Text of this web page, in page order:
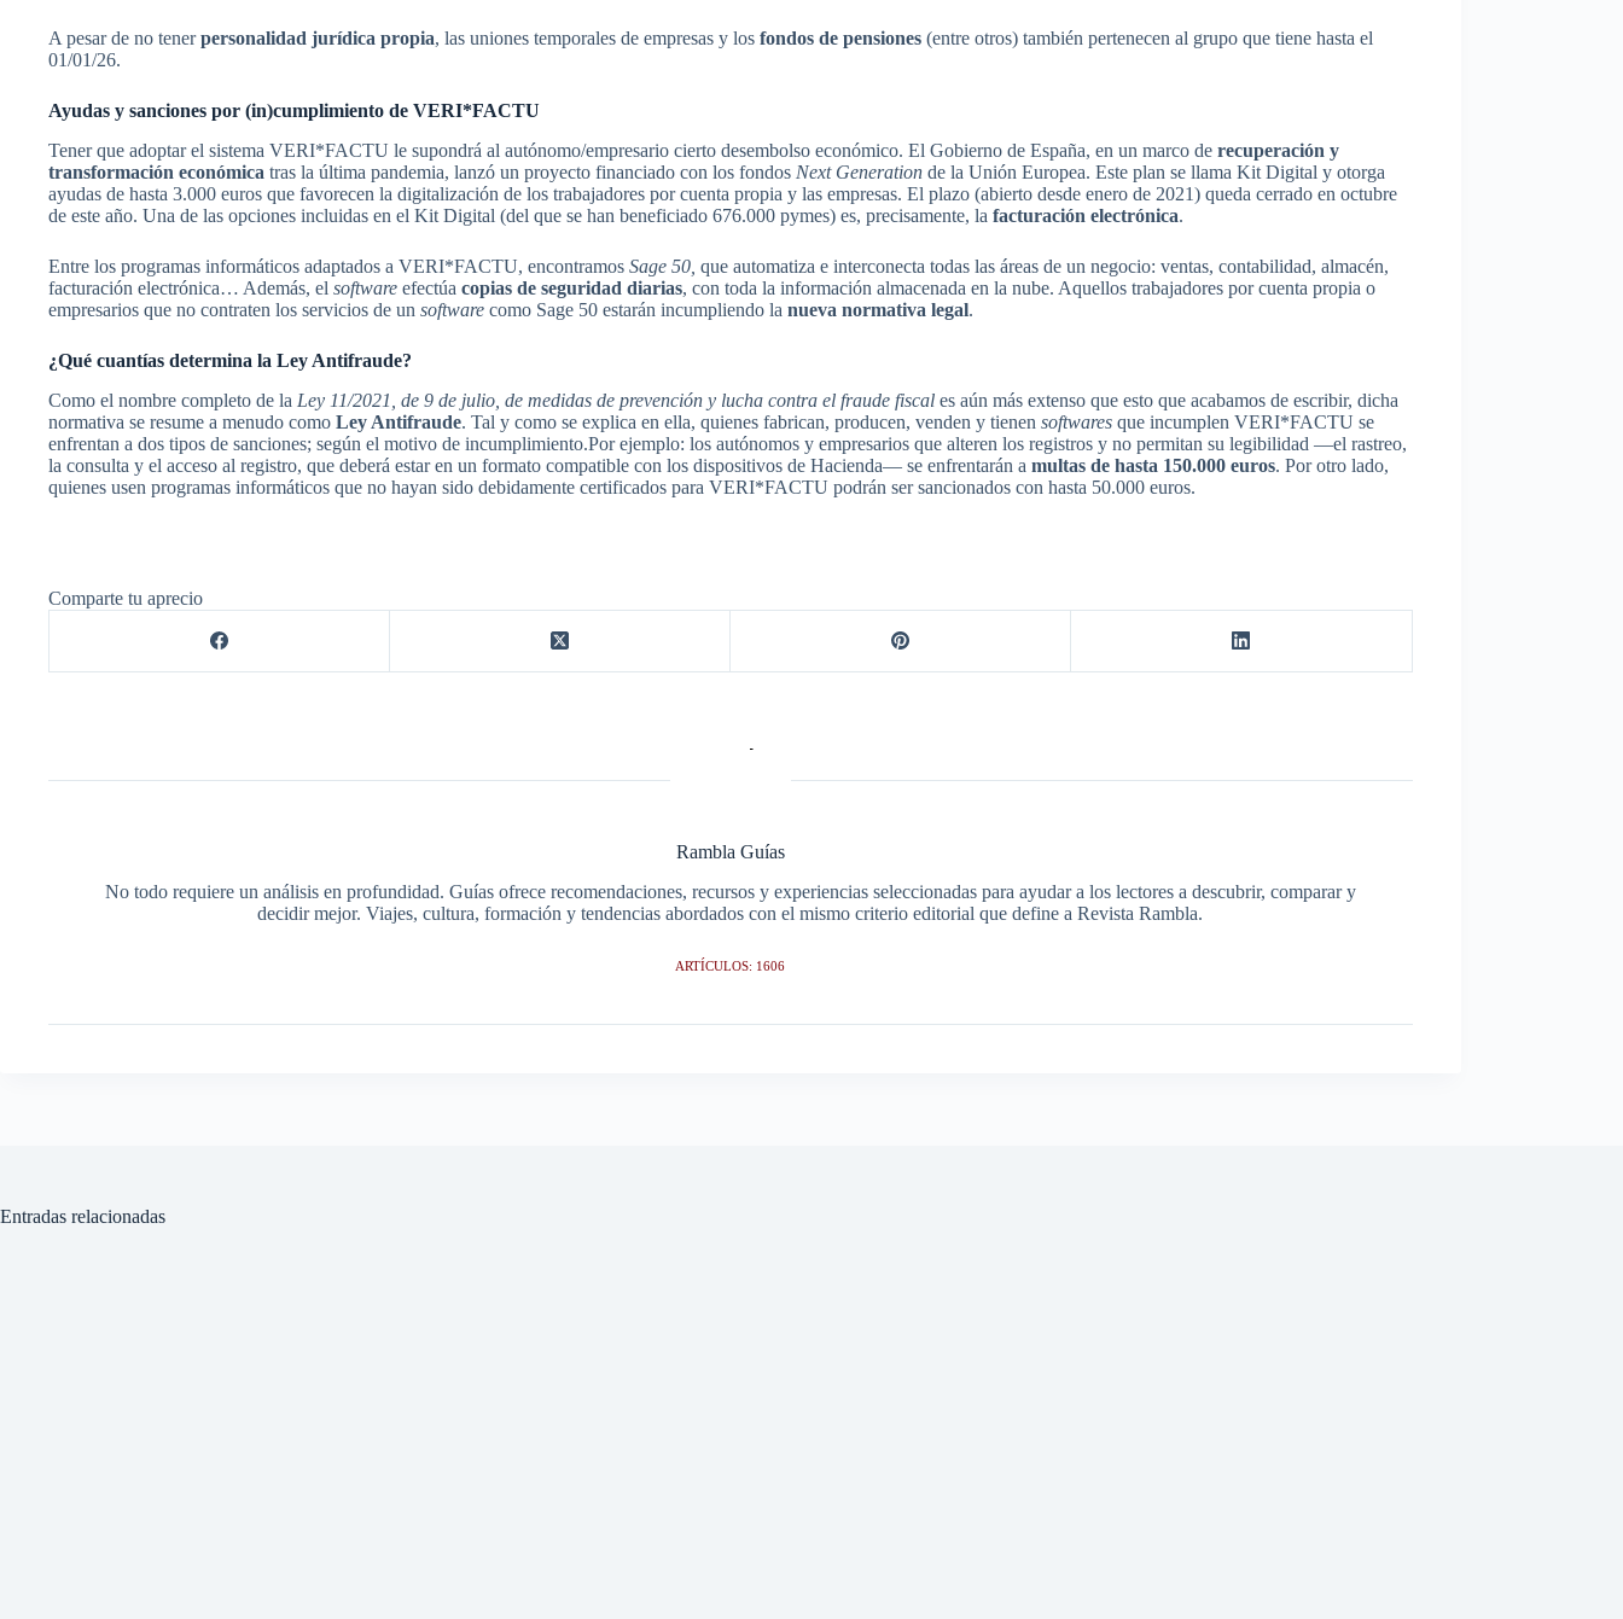
A pesar de no tenerpersonalidad jurídica propia, las uniones temporales de empresas y los fondos de pensiones (entre otros) también pertenecen al grupo que tiene hasta el
01/01/26.
Ayudas y sanciones por (in)cumplimiento de VERI*FACTU
Tener que adoptar el sistema VERI*FACTU le supondrá al autónomo/empresario cierto desembolso económico. El Gobierno de España, en un marco de recuperación y
transformación económica tras la última pandemia, lanzó un proyecto financiado con los fondos Next Generation de la Unión Europea. Este plan se llama Kit Digital y otorga
ayudas de hasta 3.000 euros que favorecen la digitalización de los trabajadores por cuenta propia y las empresas. El plazo (abierto desde enero de 2021) queda cerrado en octubre
de este año. Una de las opciones incluidas en el Kit Digital (del que se han beneficiado 676.000 pymes) es, precisamente, la facturación electrónica.
Entre los programas informáticos adaptados a VERI*FACTU, encontramos Sage 50, que automatiza e interconecta todas las áreas de un negocio: ventas, contabilidad, almacén,
facturación electrónica… Además, el software efectúa copias de seguridad diarias, con toda la información almacenada en la nube. Aquellos trabajadores por cuenta propia o
empresarios que no contraten los servicios de un software como Sage 50 estarán incumpliendo la nueva normativa legal.
¿Qué cuantías determina la Ley Antifraude?
Como el nombre completo de la Ley 11/2021, de 9 de julio, de medidas de prevención y lucha contra el fraude fiscal es aún más extenso que esto que acabamos de escribir, dicha
normativa se resume a menudo como Ley Antifraude. Tal y como se explica en ella, quienes fabrican, producen, venden y tienen softwares que incumplen VERI*FACTU se
enfrentan a dos tipos de sanciones; según el motivo de incumplimiento.Por ejemplo: los autónomos y empresarios que alteren los registros y no permitan su legibilidad —el rastreo,
la consulta y el acceso al registro, que deberá estar en un formato compatible con los dispositivos de Hacienda— se enfrentarán a multas de hasta 150.000 euros. Por otro lado,
quienes usen programas informáticos que no hayan sido debidamente certificados para VERI*FACTU podrán ser sancionados con hasta 50.000 euros.
Comparte tu aprecio
Rambla Guías
No todo requiere un análisis en profundidad. Guías ofrece recomendaciones, recursos y experiencias seleccionadas para ayudar a los lectores a descubrir, comparar y
decidir mejor. Viajes, cultura, formación y tendencias abordados con el mismo criterio editorial que define a Revista Rambla.
ARTÍCULOS: 1606
Entradas relacionadas